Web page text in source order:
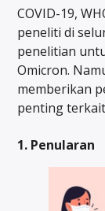
COVID-19,
peneliti di
penelitian
Omicron.
memberikan
penting
1. Penularan